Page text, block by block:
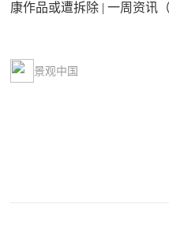
康作品或遭拆除 | 一周资讯
景观中国